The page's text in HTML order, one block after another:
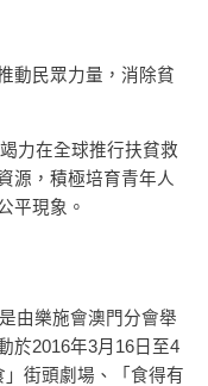
動民眾力量，消除貧
力在全球推行扶貧救
源，積極培育青年人
平現象。
由樂施會澳門分會舉
於2016年3月16日至4
街頭劇場、「食得有